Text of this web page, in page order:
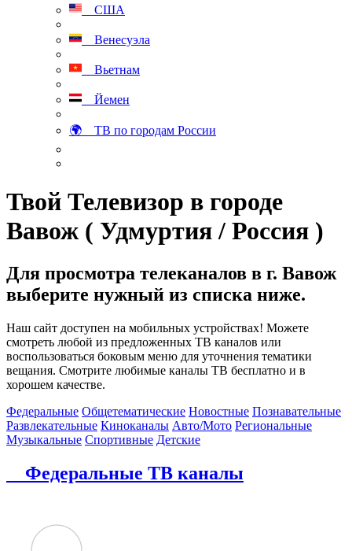
США
Венесуэла
Вьетнам
Йемен
🌍 ТВ по городам России
Твой Телевизор в городе
Вавож ( Удмуртия / Россия )
Для просмотра телеканалов в г. Вавож
выберите нужный из списка ниже.
Наш сайт доступен на мобильных устройствах! Можете
смотреть любой из предложенных ТВ каналов или
воспользоваться боковым меню для уточнения тематики
вещания. Смотрите любимые каналы ТВ бесплатно и в
хорошем качестве.
Федеральные Общетематические Новостные Познавательные
Развлекательные Киноканалы Авто/Мото Региональные
Музыкальные Спортивные Детские
Федеральные ТВ каналы